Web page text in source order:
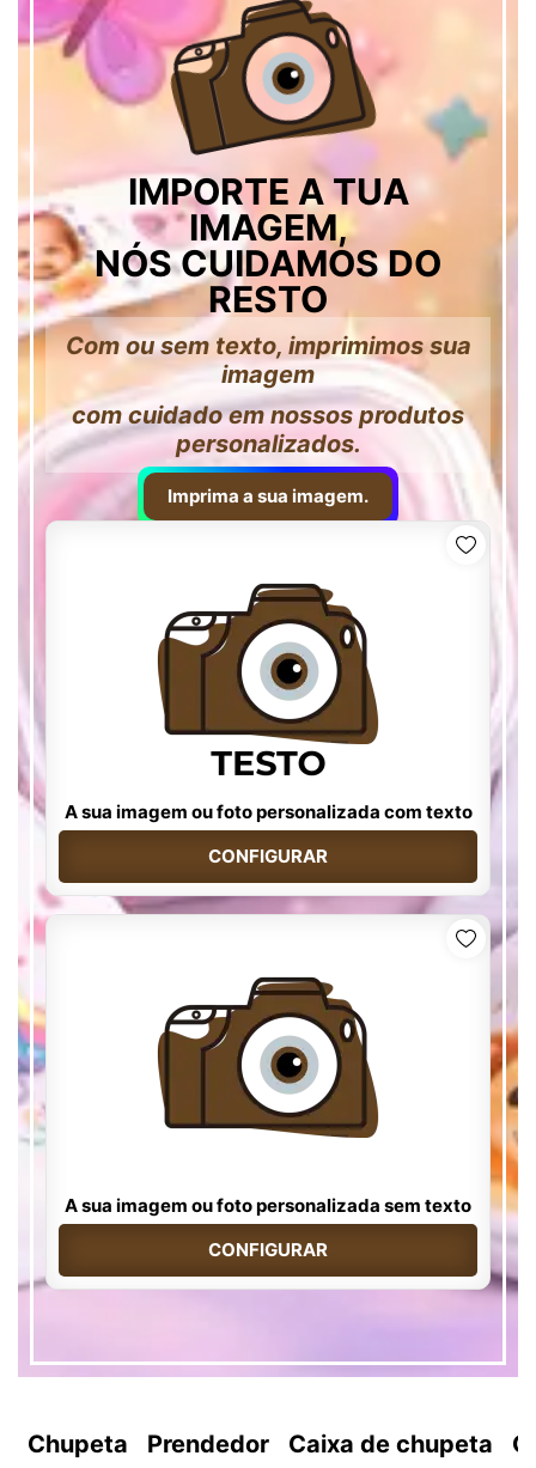
IMPORTE A TUA
IMAGEM,
NÓS CUIDAMOS DO
RESTO
Com ou sem texto, imprimimos sua
imagem
com cuidado em nossos produtos
personalizados.
Imprima a sua imagem.
A sua imagem ou foto personalizada com texto
CONFIGURAR
A sua imagem ou foto personalizada sem texto
CONFIGURAR
Chupeta Prendedor Caixa de chupeta